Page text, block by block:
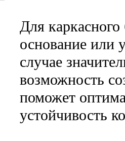
Для
основание или
случае
возможность
поможет
устойчивость